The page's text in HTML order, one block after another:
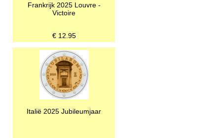
Frankrijk 2025 Louvre -
Victoire
€ 12.95
Italië 2025 Jubileumjaar